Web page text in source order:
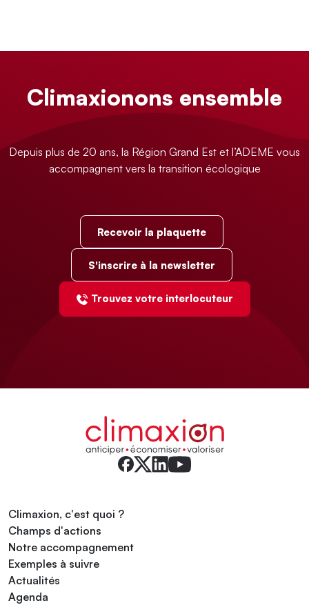
Climaxionons ensemble
Depuis plus de 20 ans, la Région Grand Est et l’ADEME vous
accompagnent vers la transition écologique
Recevoir la plaquette
S'inscrire à la newsletter
Trouvez votre interlocuteur
Climaxion, c'est quoi ?
Champs d'actions
Notre accompagnement
Exemples à suivre
Actualités
Agenda